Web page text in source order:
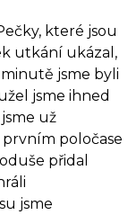
které jsou
utkání ukázal,
jsme byli
jsme ihned
už
prvním poločase
přidal
jsme